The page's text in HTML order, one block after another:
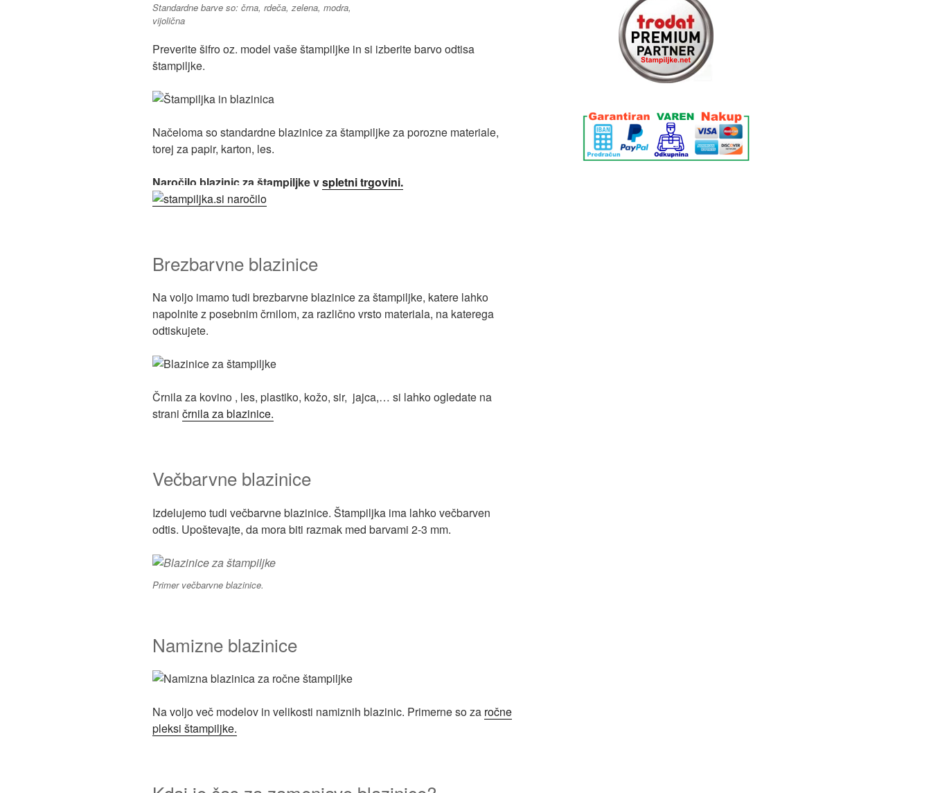
Standardne barve so: črna, rdeča, zelena, modra,
vijolična
Preverite šifro oz. model vaše štampiljke in si izberite barvo odtisa
štampiljke.
Načeloma so standardne blazinice za štampiljke za porozne materiale,
torej za papir, karton, les.
Naročilo blazinic za štampiljke vspletni trgovini.
Brezbarvne blazinice
Na voljo imamo tudi brezbarvne blazinice za štampiljke, katere lahko
napolnite z posebnim črnilom, za različno vrsto materiala, na katerega
odtiskujete.
Črnila za kovino , les, plastiko, kožo, sir, jajca,… si lahko ogledate na
strani črnila za blazinice.
Večbarvne blazinice
Izdelujemo tudi večbarvne blazinice. Štampiljka ima lahko večbarven
odtis. Upoštevajte, da mora biti razmak med barvami 2-3 mm.
Primer večbarvne blazinice.
Namizne blazinice
Na voljo več modelov in velikosti namiznih blazinic. Primerne so za ročne
pleksi štampiljke.